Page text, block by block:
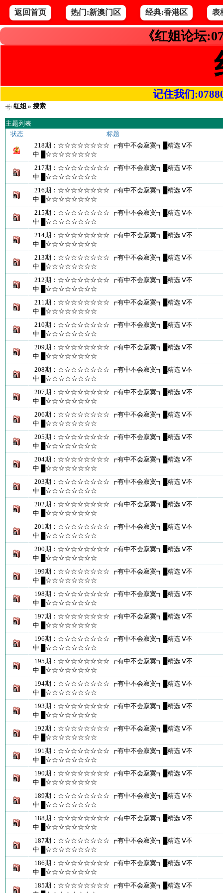
返回首页 热门:新澳门区 经典:香港区 表
《红姐论坛
记住我们
红姐» 搜索
主题列表
状态
标题
218期：☆☆☆☆☆☆☆☆ ┏有中不会寂寞┓█精选 Ⅴ不
中 █☆☆☆☆☆☆☆☆
217期：☆☆☆☆☆☆☆☆ ┏有中不会寂寞┓█精选 Ⅴ不
中 █☆☆☆☆☆☆☆☆
216期：☆☆☆☆☆☆☆☆ ┏有中不会寂寞┓█精选 Ⅴ不
中 █☆☆☆☆☆☆☆☆
215期：☆☆☆☆☆☆☆☆ ┏有中不会寂寞┓█精选 Ⅴ不
中 █☆☆☆☆☆☆☆☆
214期：☆☆☆☆☆☆☆☆ ┏有中不会寂寞┓█精选 Ⅴ不
中 █☆☆☆☆☆☆☆☆
213期：☆☆☆☆☆☆☆☆ ┏有中不会寂寞┓█精选 Ⅴ不
中 █☆☆☆☆☆☆☆☆
212期：☆☆☆☆☆☆☆☆ ┏有中不会寂寞┓█精选 Ⅴ不
中 █☆☆☆☆☆☆☆☆
211期：☆☆☆☆☆☆☆☆ ┏有中不会寂寞┓█精选 Ⅴ不
中 █☆☆☆☆☆☆☆☆
210期：☆☆☆☆☆☆☆☆ ┏有中不会寂寞┓█精选 Ⅴ不
中 █☆☆☆☆☆☆☆☆
209期：☆☆☆☆☆☆☆☆ ┏有中不会寂寞┓█精选 Ⅴ不
中 █☆☆☆☆☆☆☆☆
208期：☆☆☆☆☆☆☆☆ ┏有中不会寂寞┓█精选 Ⅴ不
中 █☆☆☆☆☆☆☆☆
207期：☆☆☆☆☆☆☆☆ ┏有中不会寂寞┓█精选 Ⅴ不
中 █☆☆☆☆☆☆☆☆
206期：☆☆☆☆☆☆☆☆ ┏有中不会寂寞┓█精选 Ⅴ不
中 █☆☆☆☆☆☆☆☆
205期：☆☆☆☆☆☆☆☆ ┏有中不会寂寞┓█精选 Ⅴ不
中 █☆☆☆☆☆☆☆☆
204期：☆☆☆☆☆☆☆☆ ┏有中不会寂寞┓█精选 Ⅴ不
中 █☆☆☆☆☆☆☆☆
203期：☆☆☆☆☆☆☆☆ ┏有中不会寂寞┓█精选 Ⅴ不
中 █☆☆☆☆☆☆☆☆
202期：☆☆☆☆☆☆☆☆ ┏有中不会寂寞┓█精选 Ⅴ不
中 █☆☆☆☆☆☆☆☆
201期：☆☆☆☆☆☆☆☆ ┏有中不会寂寞┓█精选 Ⅴ不
中 █☆☆☆☆☆☆☆☆
200期：☆☆☆☆☆☆☆☆ ┏有中不会寂寞┓█精选 Ⅴ不
中 █☆☆☆☆☆☆☆☆
199期：☆☆☆☆☆☆☆☆ ┏有中不会寂寞┓█精选 Ⅴ不
中 █☆☆☆☆☆☆☆☆
198期：☆☆☆☆☆☆☆☆ ┏有中不会寂寞┓█精选 Ⅴ不
中 █☆☆☆☆☆☆☆☆
197期：☆☆☆☆☆☆☆☆ ┏有中不会寂寞┓█精选 Ⅴ不
中 █☆☆☆☆☆☆☆☆
196期：☆☆☆☆☆☆☆☆ ┏有中不会寂寞┓█精选 Ⅴ不
中 █☆☆☆☆☆☆☆☆
195期：☆☆☆☆☆☆☆☆ ┏有中不会寂寞┓█精选 Ⅴ不
中 █☆☆☆☆☆☆☆☆
194期：☆☆☆☆☆☆☆☆ ┏有中不会寂寞┓█精选 Ⅴ不
中 █☆☆☆☆☆☆☆☆
193期：☆☆☆☆☆☆☆☆ ┏有中不会寂寞┓█精选 Ⅴ不
中 █☆☆☆☆☆☆☆☆
192期：☆☆☆☆☆☆☆☆ ┏有中不会寂寞┓█精选 Ⅴ不
中 █☆☆☆☆☆☆☆☆
191期：☆☆☆☆☆☆☆☆ ┏有中不会寂寞┓█精选 Ⅴ不
中 █☆☆☆☆☆☆☆☆
190期：☆☆☆☆☆☆☆☆ ┏有中不会寂寞┓█精选 Ⅴ不
中 █☆☆☆☆☆☆☆☆
189期：☆☆☆☆☆☆☆☆ ┏有中不会寂寞┓█精选 Ⅴ不
中 █☆☆☆☆☆☆☆☆
188期：☆☆☆☆☆☆☆☆ ┏有中不会寂寞┓█精选 Ⅴ不
中 █☆☆☆☆☆☆☆☆
187期：☆☆☆☆☆☆☆☆ ┏有中不会寂寞┓█精选 Ⅴ不
中 █☆☆☆☆☆☆☆☆
186期：☆☆☆☆☆☆☆☆ ┏有中不会寂寞┓█精选 Ⅴ不
中 █☆☆☆☆☆☆☆☆
185期：☆☆☆☆☆☆☆☆ ┏有中不会寂寞┓█精选 Ⅴ不